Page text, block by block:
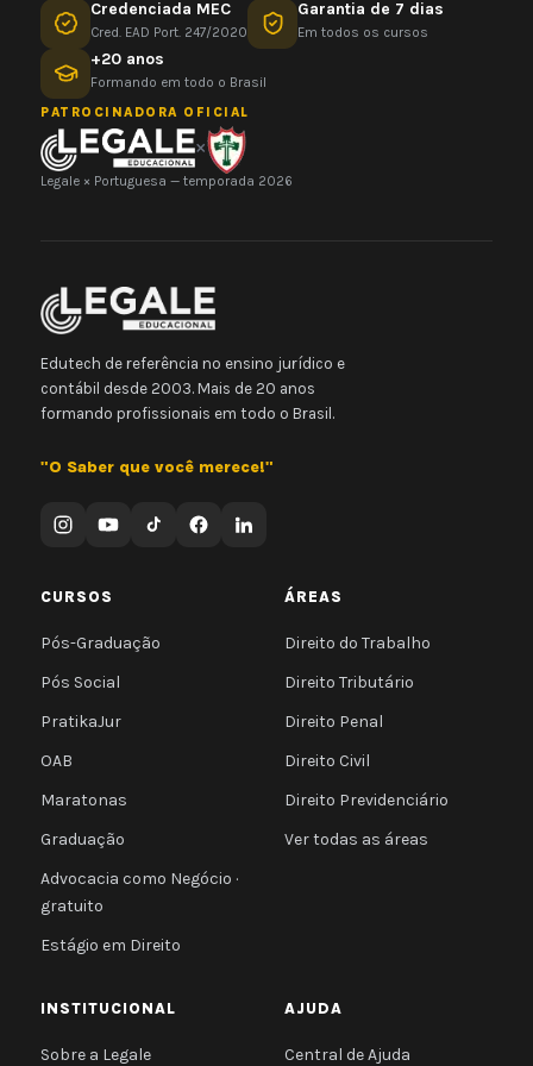
Credenciada MEC
Cred. EAD Port. 247/2020
Garantia de 7 dias
Em todos os cursos
+20 anos
Formando em todo o Brasil
PATROCINADORA OFICIAL
×
Legale × Portuguesa — temporada 2026
Edutech de referência no ensino jurídico e
contábil desde 2003. Mais de 20 anos
formando profissionais em todo o Brasil.
"O Saber que você merece!"
CURSOS
Pós-Graduação
Pós Social
PratikaJur
OAB
Maratonas
Graduação
Advocacia como Negócio ·
gratuito
Estágio em Direito
ÁREAS
Direito do Trabalho
Direito Tributário
Direito Penal
Direito Civil
Direito Previdenciário
Ver todas as áreas
INSTITUCIONAL
Sobre a Legale
AJUDA
Central de Ajuda